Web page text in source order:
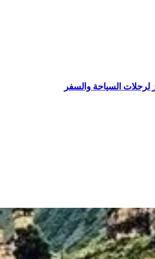
السياحة والسفر